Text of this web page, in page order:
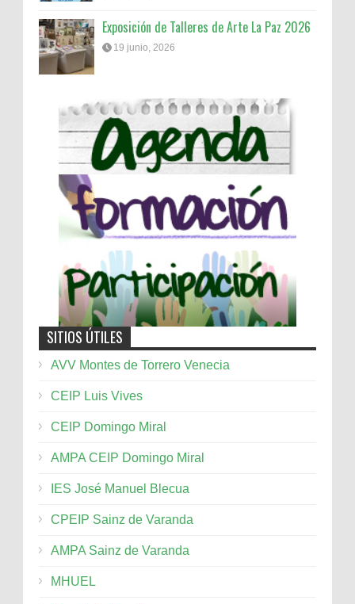
Exposición de Talleres de Arte La Paz 2026
19 junio, 2026
SITIOS ÚTILES
AVV Montes de Torrero Venecia
CEIP Luis Vives
CEIP Domingo Miral
AMPA CEIP Domingo Miral
IES José Manuel Blecua
CPEIP Sainz de Varanda
AMPA Sainz de Varanda
MHUEL